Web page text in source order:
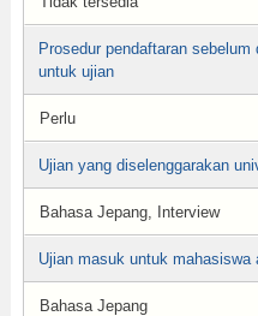
Prosedur pendaftaran
untuk ujian
Perlu
Ujian yang diselenggarakan
Bahasa Jepang, Interview
Ujian masuk untuk
Bahasa Jepang